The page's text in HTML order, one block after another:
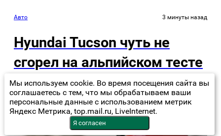
Авто 3 минуты назад
Hyundai Tucson чуть не
сгорел на альпийском тесте
Мы используем cookie. Во время посещения сайта вы
соглашаетесь с тем, что мы обрабатываем ваши
персональные данные с использованием метрик
Яндекс Метрика, top.mail.ru, LiveInternet.
Я согласен